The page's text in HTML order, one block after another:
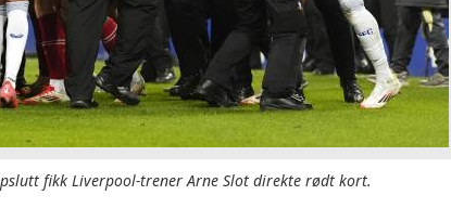
fikk Liverpool-trener Arne Slot direkte rødt kort.